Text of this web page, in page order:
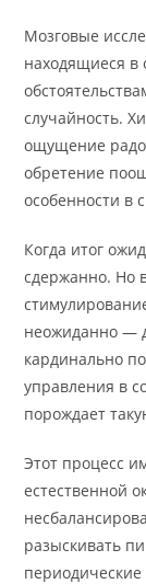
Мозговые
находящиеся в
случайность.
ощущение
обретение
особенности в
Когда итог
сдержанно. Но
неожиданно —
кардинально
управления в
порождает
Этот процесс
естественной
разыскивать